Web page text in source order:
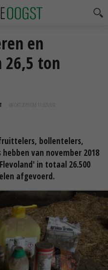
en
ton
08 OKT 2019 OM 11:02
bollentelers,
van november 2018
in totaal 26.500
afgevoerd.